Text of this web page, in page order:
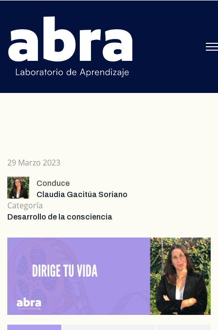
29 Marzo 2023
Conduce
Claudia Gacitúa Soriano
Categoría
Desarrollo de la consciencia